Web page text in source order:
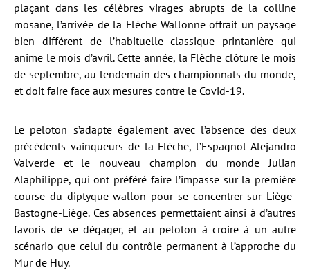
plaçant dans les célèbres virages abrupts de la colline
mosane, l’arrivée de la Flèche Wallonne offrait un paysage
bien différent de l’habituelle classique printanière qui
anime le mois d’avril. Cette année, la Flèche clôture le mois
de septembre, au lendemain des championnats du monde,
et doit faire face aux mesures contre le Covid-19.
Le peloton s’adapte également avec l’absence des deux
précédents vainqueurs de la Flèche, l’Espagnol Alejandro
Valverde et le nouveau champion du monde Julian
Alaphilippe, qui ont préféré faire l’impasse sur la première
course du diptyque wallon pour se concentrer sur Liège-
Bastogne-Liège. Ces absences permettaient ainsi à d’autres
favoris de se dégager, et au peloton à croire à un autre
scénario que celui du contrôle permanent à l’approche du
Mur de Huy.